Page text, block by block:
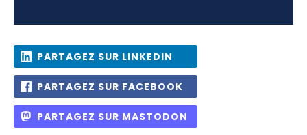
PARTAGEZ SUR LINKEDIN
PARTAGEZ SUR FACEBOOK
PARTAGEZ SUR MASTODON